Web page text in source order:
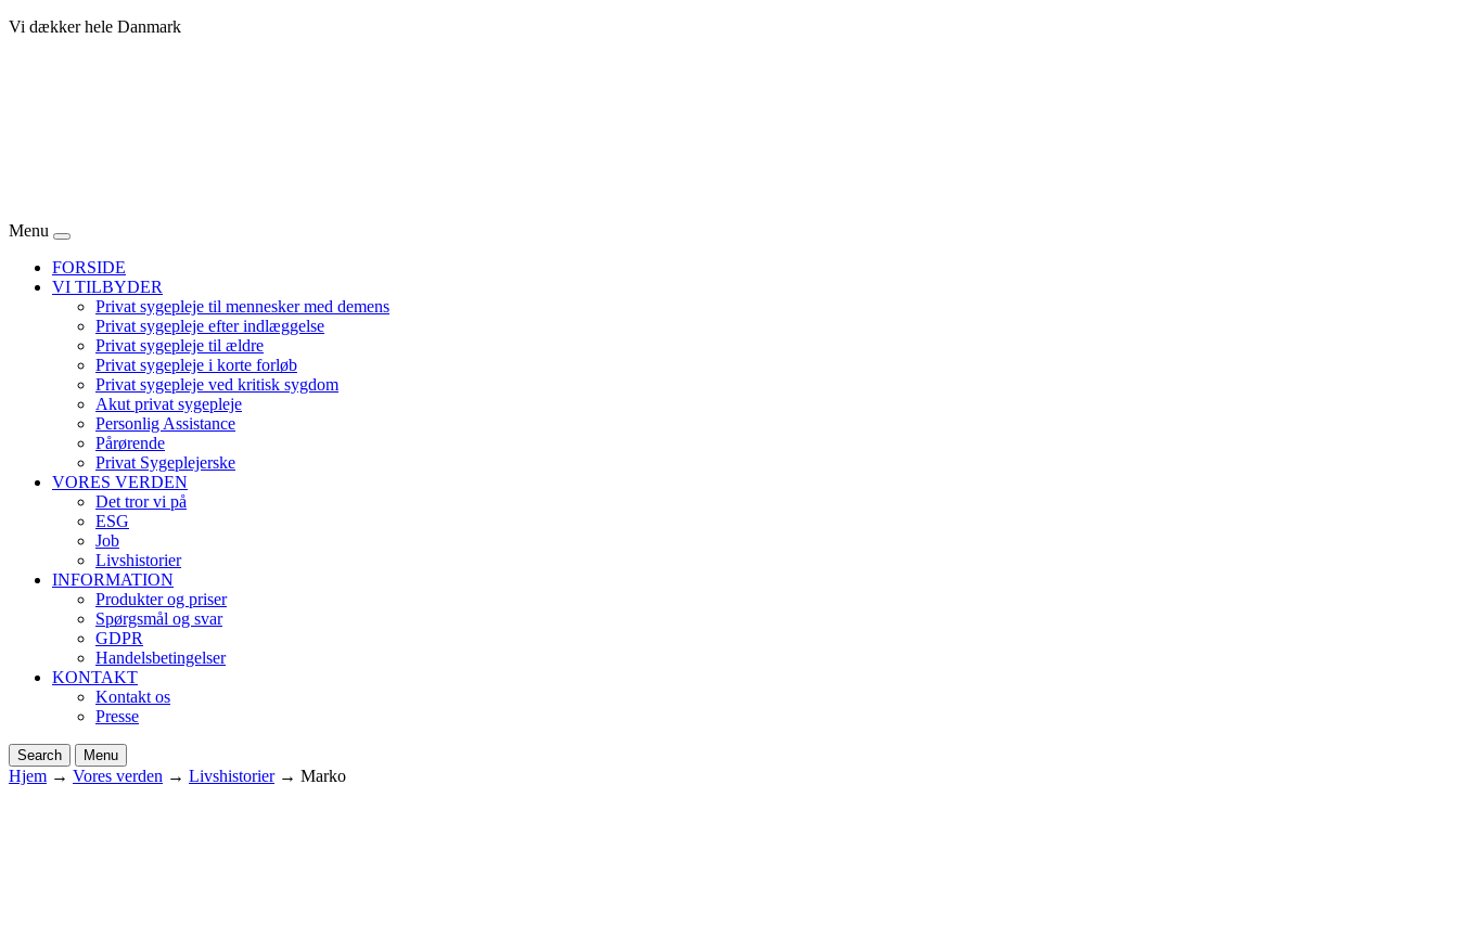
Vi dækker hele Danmark
Menu
FORSIDE
VI TILBYDER
Privat sygepleje til mennesker med demens
Privat sygepleje efter indlæggelse
Privat sygepleje til ældre
Privat sygepleje i korte forløb
Privat sygepleje ved kritisk sygdom
Akut privat sygepleje
Personlig Assistance
Pårørende
Privat Sygeplejerske
VORES VERDEN
Det tror vi på
ESG
Job
Livshistorier
INFORMATION
Produkter og priser
Spørgsmål og svar
GDPR
Handelsbetingelser
KONTAKT
Kontakt os
Presse
Search Menu
Hjem → Vores verden → Livshistorier → Marko